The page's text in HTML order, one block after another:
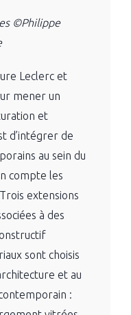
©Philippe
Leclerc et
mener un
et
d’intégrer de
au sein du
compte les
extensions
à des
sont choisis
et au
: